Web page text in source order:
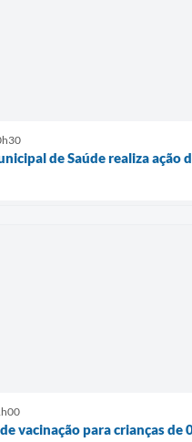
de Saúde realiza ação
vacinação para crianças de